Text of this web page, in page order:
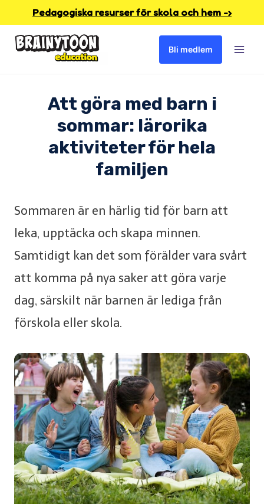
content
Pedagogiska resurser för skola och hem -›
Bli medlem
Att göra med barn i
sommar: lärorika
aktiviteter för hela
familjen
Sommaren är en härlig tid för barn att
leka, upptäcka och skapa minnen.
Samtidigt kan det som förälder vara svårt
att komma på nya saker att göra varje
dag, särskilt när barnen är lediga från
förskola eller skola.